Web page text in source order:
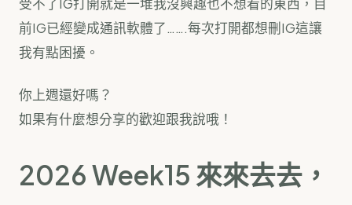
前IG已經變成通訊軟體了…….每次打開都想刪IG這讓
我有點困擾。
你上週還好嗎？
如果有什麼想分享的歡迎跟我說哦！
2026 Week15 來來去去，